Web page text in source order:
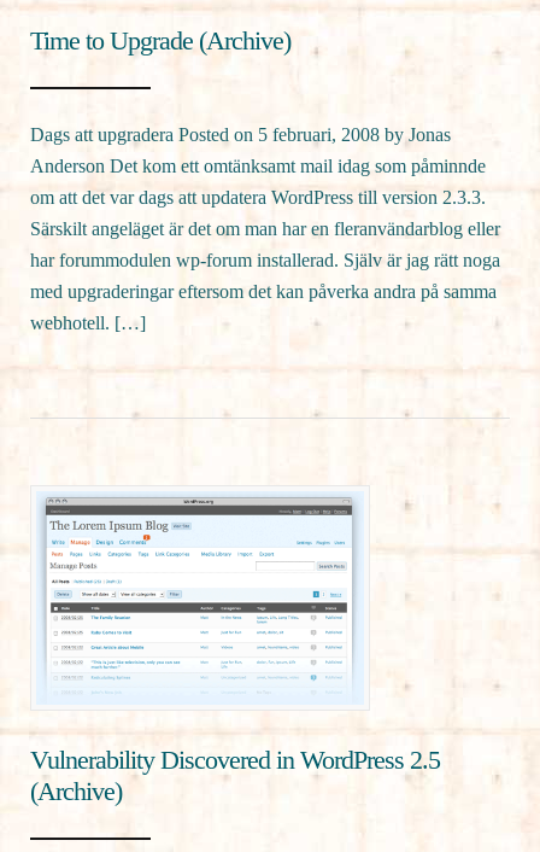
Time to Upgrade (Archive)
Dags att upgradera Posted on 5 februari, 2008 by Jonas
Anderson Det kom ett omtänksamt mail idag som påminnde
om att det var dags att updatera WordPress till version 2.3.3.
Särskilt angeläget är det om man har en fleranvändarblog eller
har forummodulen wp-forum installerad. Själv är jag rätt noga
med upgraderingar eftersom det kan påverka andra på samma
webhotell. […]
Vulnerability Discovered in WordPress 2.5
(Archive)